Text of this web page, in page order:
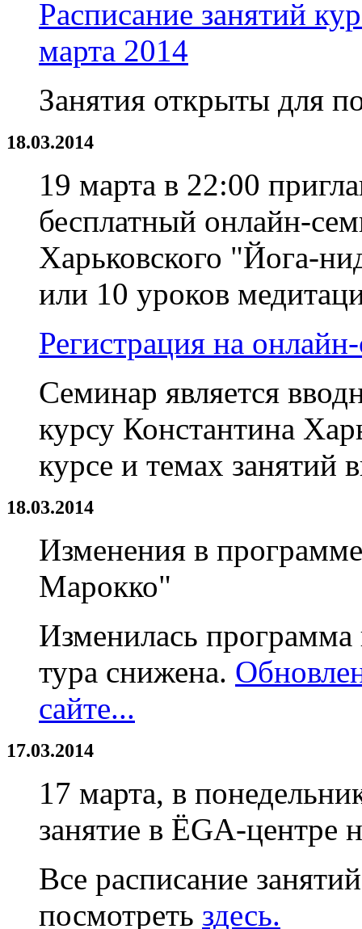
Расписание занятий
марта 2014
Занятия открыты для
18.03.2014
19 марта в 22:00
бесплатный онлайн-
Харьковского "Йога-
или 10 уроков
Регистрация на
Семинар является
курсу Константина
курсе и темах занятий
18.03.2014
Изменения в
Марокко"
Изменилась
тура снижена.
сайте...
17.03.2014
17 марта, в
занятие в ЁGA-центре
Все расписание
посмотреть здесь.